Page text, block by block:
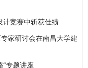
计竞赛中斩获佳绩
家研讨会在南昌大学建
”专题讲座